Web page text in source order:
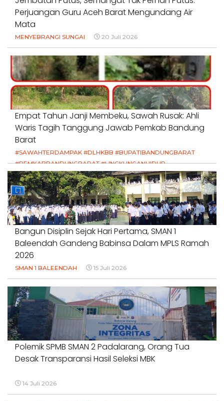
Perjuangan Guru Aceh Barat Mengundang Air
Mata
MENYEBRANGI SUNGAI 20 Juli 2026
Empat Tahun Janji Membeku, Sawah Rusak: Ahli
Waris Tagih Tanggung Jawab Pemkab Bandung
Barat
#SAWAHTERDAMPAK #DLHKBB #BUPATIBANDUNGBARAT
#PEMKABBANDUNGBARAT #LINGKUNGANHIDUP
#HAKPETANI #KEADILANUNTUKPETANI
#NORMALISASISALURAN #IRIGASIRUSAK
#DUGAANPENCEMARAN #AKUNTABILITASPEMERINTAH
18 Juli 2026
Bangun Disiplin Sejak Hari Pertama, SMAN 1
Baleendah Gandeng Babinsa Dalam MPLS Ramah
2026
SMAN 1 BALEENDAH 15 Juli 2026
Polemik SPMB SMAN 2 Padalarang, Orang Tua
Desak Transparansi Hasil Seleksi MBK
14 Juli 2026